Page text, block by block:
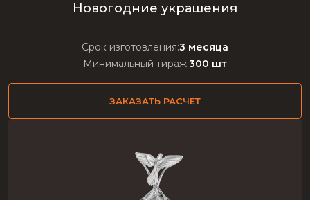
Новогодние украшения
Срок изготовления:3 месяца
Минимальный тираж:300 шт
ЗАКАЗАТЬ РАСЧЕТ